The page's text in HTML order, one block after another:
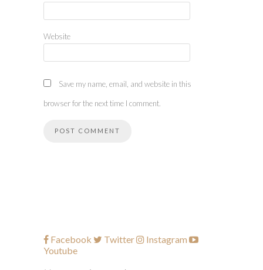
Website
Save my name, email, and website in this
browser for the next time I comment.
Facebook Twitter
Instagram
Youtube